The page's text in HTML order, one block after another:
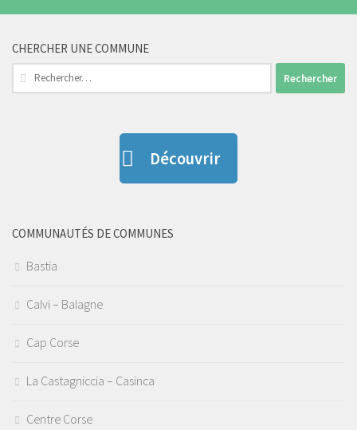
CHERCHER UNE COMMUNE
Rechercher :
Découvrir
COMMUNAUTÉS DE COMMUNES
Bastia
Calvi – Balagne
Cap Corse
La Castagniccia – Casinca
Centre Corse